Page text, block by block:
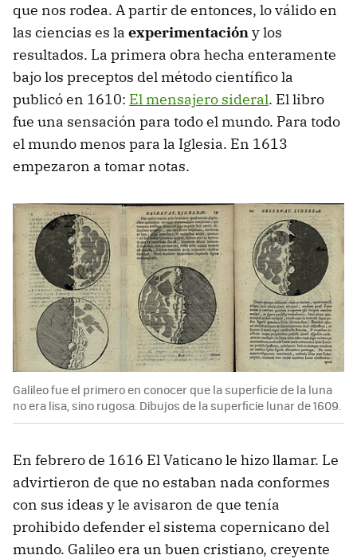
que nos rodea. A partir de entonces, lo válido en
las ciencias es la experimentacióny los
resultados. La primera obra hecha enteramente
bajo los preceptos del método científico la
publicó en 1610: El mensajero sideral. El libro
fue una sensación para todo el mundo. Para todo
el mundo menos para la Iglesia. En 1613
empezaron a tomar notas.
Galileo fue el primero en conocer que la superficie de la luna
no era lisa, sino rugosa. Dibujos de la superficie lunar de 1609.
En febrero de 1616 El Vaticano le hizo llamar. Le
advirtieron de que no estaban nada conformes
con sus ideas y le avisaron de que tenía
prohibido defender el sistema copernicano del
mundo. Galileo era un buen cristiano, creyente